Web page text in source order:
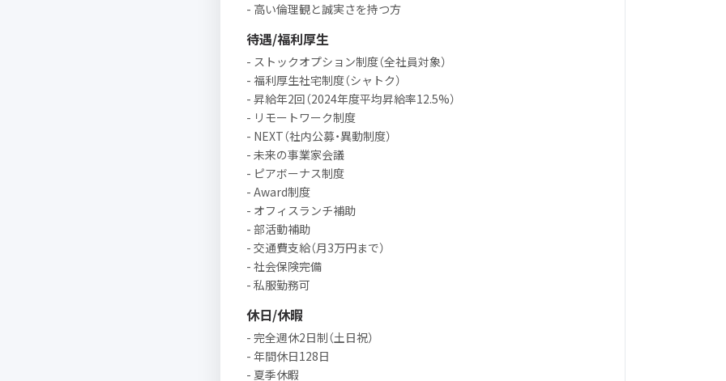
- 高い倫理観と誠実さを持つ方
待遇/福利厚生
- ストックオプション制度（全社員対象）
- 福利厚生社宅制度（シャトク）
- 昇給年2回（2024年度平均昇給率12.5%）
- リモートワーク制度
- NEXT（社内公募・異動制度）
- 未来の事業家会議
- ピアボーナス制度
- Award制度
- オフィスランチ補助
- 部活動補助
- 交通費支給（月3万円まで）
- 社会保険完備
- 私服勤務可
休日/休暇
- 完全週休2日制（土日祝）
- 年間休日128日
- 夏季休暇